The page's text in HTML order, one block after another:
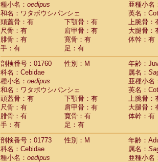
種小名： oedipus
亜種小名
和名：ワタボウシパンシェ
英名：
頭蓋骨：有
下顎骨：有
上腕骨：
尺骨：有
肩甲骨：有
大腿骨：
腓骨：有
寛骨：有
体幹：有
手：有
足：有
剖検番号：01760
性別：M
年齢：
科名：Cebidae
属名：
種小名： oedipus
亜種小名
和名：ワタボウシパンシェ
英名：
頭蓋骨：有
下顎骨：有
上腕骨：
尺骨：有
肩甲骨：有
大腿骨：
腓骨：有
寛骨：有
体幹：有
手：有
足：有
剖検番号：01773
性別：M
年齢：
科名：Cebidae
属名：
種小名： oedipus
亜種小名